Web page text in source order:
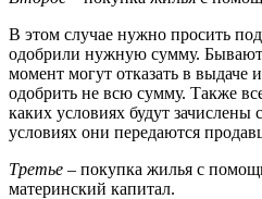
В этом случае нужно просить
одобрили нужную сумму. Бывают
момент могут отказать в выдаче
одобрить не всю сумму. Также
каких условиях будут зачислены
условиях они передаются
Третье – покупка жилья с
материнский капитал.